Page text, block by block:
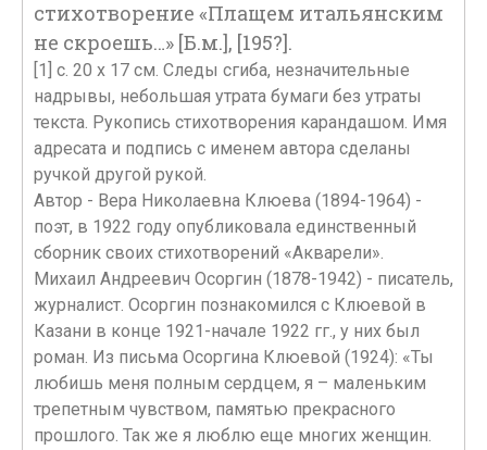
стихотворение «Плащем итальянским
не скроешь…» [Б.м.], [195?].
[1] с. 20 х 17 см. Следы сгиба, незначительные
надрывы, небольшая утрата бумаги без утраты
текста. Рукопись стихотворения карандашом. Имя
адресата и подпись с именем автора сделаны
ручкой другой рукой.
Автор - Вера Николаевна Клюева (1894-1964) -
поэт, в 1922 году опубликовала единственный
сборник своих стихотворений «Акварели».
Михаил Андреевич Осоргин (1878-1942) - писатель,
журналист. Осоргин познакомился с Клюевой в
Казани в конце 1921-начале 1922 гг., у них был
роман. Из письма Осоргина Клюевой (1924): «Ты
любишь меня полным сердцем, я – маленьким
трепетным чувством, памятью прекрасного
прошлого. Так же я люблю еще многих женщин.